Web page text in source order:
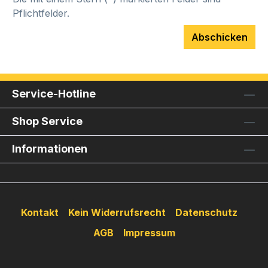
Pflichtfelder.
Abschicken
Service-Hotline
Shop Service
Informationen
Kontakt Kein Widerrufsrecht
Datenschutz
AGB
Impressum